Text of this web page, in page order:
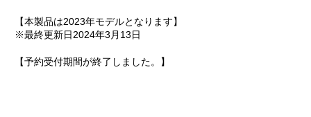
【本製品は2023年モデルとなります】
※最終更新日2024年3月13日
【予約受付期間が終了しました。】